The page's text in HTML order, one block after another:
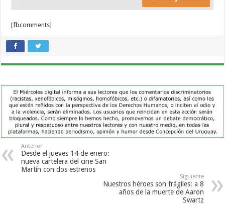
[fbcomments]
Anterior
Desde el jueves 14 de enero:
nueva cartelera del cine San
Martín con dos estrenos
Siguiente
Nuestros héroes son frágiles: a 8
años de la muerte de Aaron
Swartz